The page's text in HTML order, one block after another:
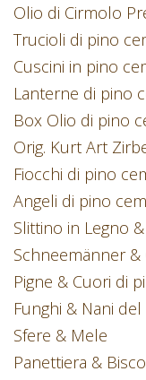
Olio di Cirmolo
Trucioli di pino
Cuscini in pino
Lanterne di pino
Box Olio di pino
Orig. Kurt Art
Fiocchi di pino
Angeli di pino
Slittino in Legno
Schneemänner &
Pigne & Cuori di
Funghi & Nani
Sfere & Mele
Panettiera &